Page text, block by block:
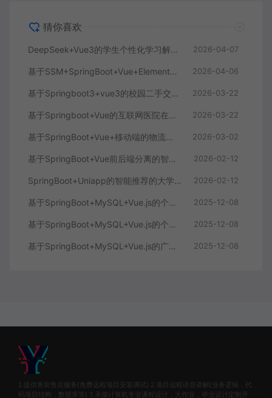
猜你喜欢
DeepSeek+Vue3的学生个性化学习解答AI系统 2026-04-07
基于SSM+SpringBoot+Vue+ElementPlus的聊天im系统 2026-04-06
基于Springboot3+vue3的校园二手交易平台 2026-03-22
基于Springboot+Vue的互联网医院在线问诊系统 2026-03-22
基于SpringBoot+Vue+移动端的物流快递系统 2026-03-02
基于SpringBoot+Vue前后端分离的智能知识库问答系统 2026-02-12
SpringBoot+Uniapp的智能推荐的大学生社交平台 2026-02-12
基于SpringBoot+MySQL+Vue.js的个人健康管理系统(附论文) 2025-12-08
基于SpringBoot+MySQL+Vue.js的个性化推荐电商系统(附论文) 2025-12-08
基于SpringBoot+MySQL+Vue.js的广西文化传承小程序(附论文) 2025-12-08
1.提供售前售后服务(免费远程项目安装调试) 2.项目远程语音讲解(业务逻辑，代
码项目结构，数据库等) 3.承接计算机专业课程设计，大作业，毕业设计定制开